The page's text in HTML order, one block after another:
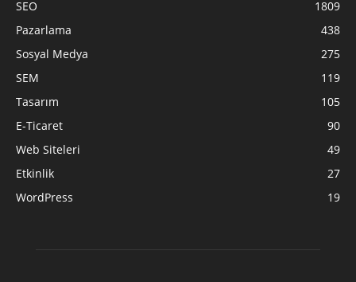
SEO
1809
Pazarlama
438
Sosyal Medya
275
SEM
119
Tasarım
105
E-Ticaret
90
Web Siteleri
49
Etkinlik
27
WordPress
19